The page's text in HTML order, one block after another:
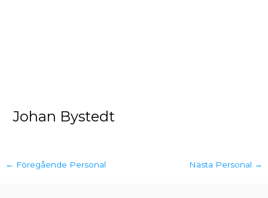
Johan Bystedt
← Föregående Personal Nästa Personal →